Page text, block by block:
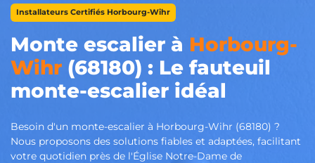
Installateurs Certifiés Horbourg-Wihr
Monte escalier à Horbourg-
Wihr (68180) : Le fauteuil
monte-escalier idéal
Besoin d'un monte-escalier à Horbourg-Wihr (68180) ?
Nous proposons des solutions fiables et adaptées, facilitant
votre quotidien près de l'Église Notre-Dame de